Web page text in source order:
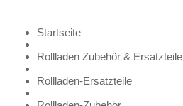
Startseite
Rollladen Zubehör & Ersatzteile
Rollladen-Ersatzteile